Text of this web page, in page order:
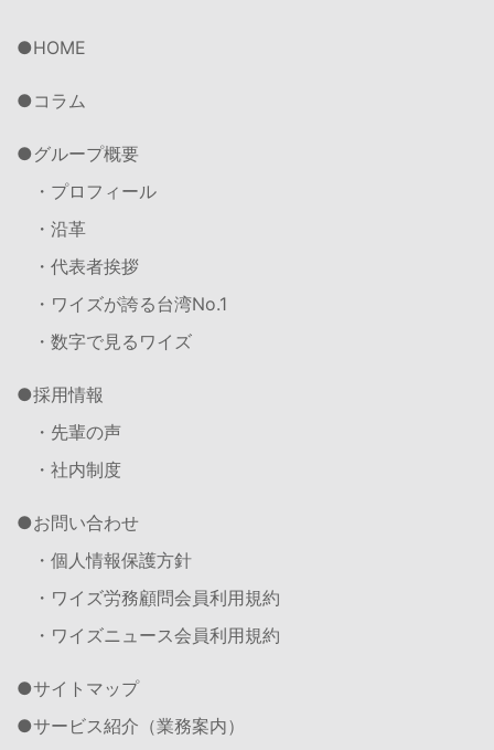
HOME
コラム
グループ概要
・プロフィール
・沿革
・代表者挨拶
・ワイズが誇る台湾No.1
・数字で見るワイズ
採用情報
・先輩の声
・社内制度
お問い合わせ
・個人情報保護方針
・ワイズ労務顧問会員利用規約
・ワイズニュース会員利用規約
サイトマップ
サービス紹介（業務案内）